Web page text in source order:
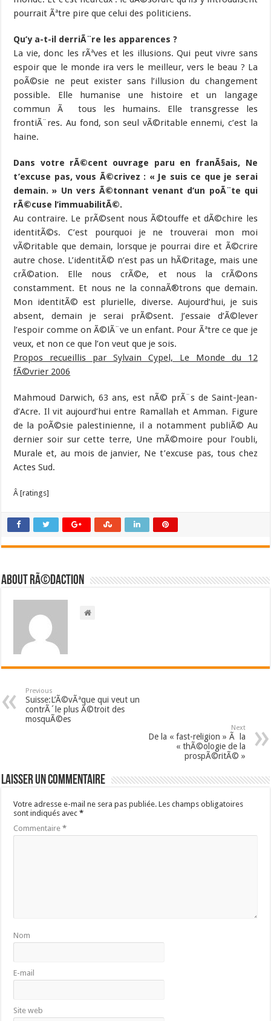
pourrait Ãªtre pire que celui des politiciens.
Qu’y a-t-il derriÃ¨re les apparences ?
La vie, donc les rÃªves et les illusions. Qui peut vivre sans
espoir que le monde ira vers le meilleur, vers le beau ? La
poÃ©sie ne peut exister sans l’illusion du changement
possible. Elle humanise une histoire et un langage
commun Ã tous les humains. Elle transgresse les
frontiÃ¨res. Au fond, son seul vÃ©ritable ennemi, c’est la
haine.
Dans votre rÃ©cent ouvrage paru en franÃ§ais, Ne
t’excuse pas, vous Ã©crivez : « Je suis ce que je serai
demain. » Un vers Ã©tonnant venant d’un poÃ¨te qui
rÃ©cuse l’immuabilitÃ©.
Au contraire. Le prÃ©sent nous Ã©touffe et dÃ©chire les
identitÃ©s. C’est pourquoi je ne trouverai mon moi
vÃ©ritable que demain, lorsque je pourrai dire et Ã©crire
autre chose. L’identitÃ© n’est pas un hÃ©ritage, mais une
crÃ©ation. Elle nous crÃ©e, et nous la crÃ©ons
constamment. Et nous ne la connaÃ®trons que demain.
Mon identitÃ© est plurielle, diverse. Aujourd’hui, je suis
absent, demain je serai prÃ©sent. J’essaie d’Ã©lever
l’espoir comme on Ã©lÃ¨ve un enfant. Pour Ãªtre ce que je
veux, et non ce que l’on veut que je sois.
Propos recueillis par Sylvain Cypel, Le Monde du 12
fÃ©vrier 2006
Mahmoud Darwich, 63 ans, est nÃ© prÃ¨s de Saint-Jean-
d’Acre. Il vit aujourd’hui entre Ramallah et Amman. Figure
de la poÃ©sie palestinienne, il a notamment publiÃ© Au
dernier soir sur cette terre, Une mÃ©moire pour l’oubli,
Murale et, au mois de janvier, Ne t’excuse pas, tous chez
Actes Sud.
Â [ratings]
About RÃ©daction
Previous
Suisse:L’Ã©vÃªque qui veut un
contrÃ´le plus Ã©troit des
mosquÃ©es
Next
De la « fast-religion » Ã la
« thÃ©ologie de la
prospÃ©ritÃ© »
Laisser un commentaire
Votre adresse e-mail ne sera pas publiée. Les champs obligatoires
sont indiqués avec*
Commentaire*
Nom
E-mail
Site web